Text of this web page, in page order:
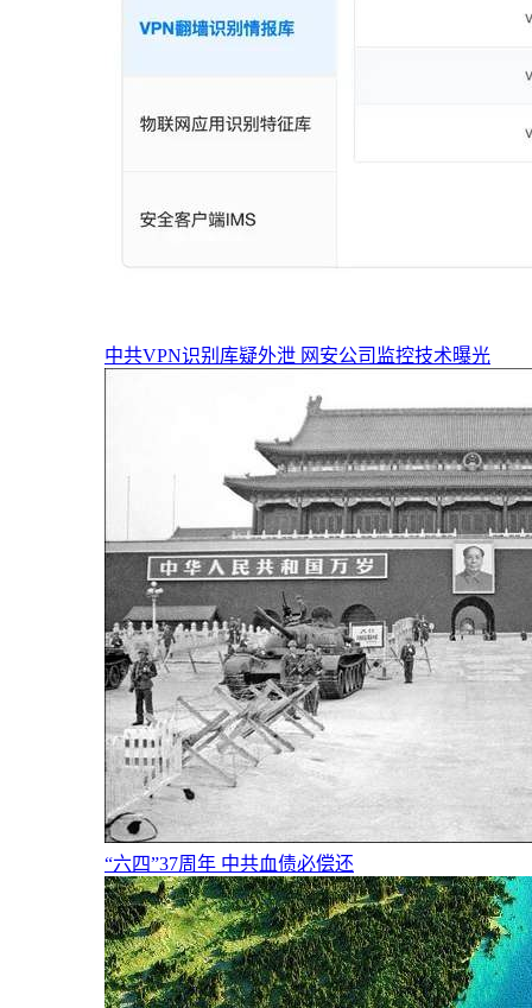
中共VPN识别库疑外泄 网安公司监控技术曝光
“六四”37周年 中共血债必偿还